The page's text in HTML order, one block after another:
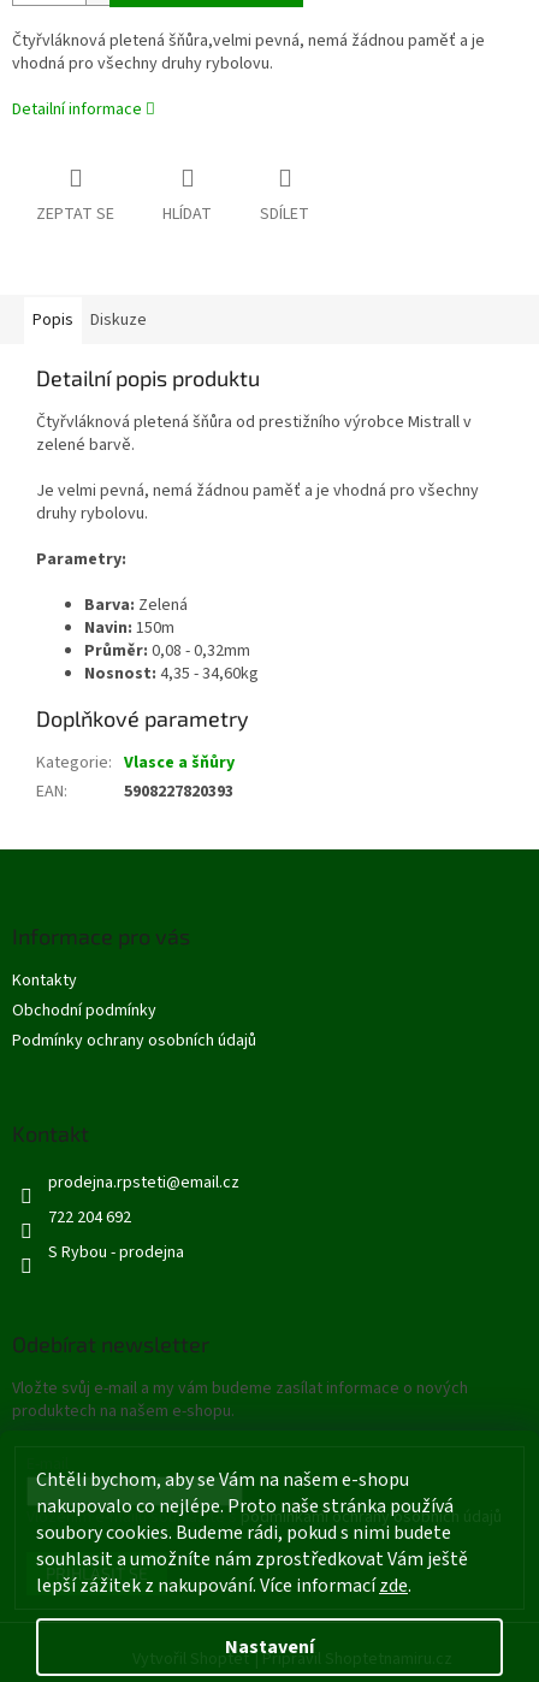
Chtěli bychom, aby se Vám na našem e-shopu
nakupovalo co nejlépe. Proto naše stránka používá
soubory cookies. Budeme rádi, pokud s nimi budete
souhlasit a umožníte nám zprostředkovat Vám ještě
lepší zážitek z nakupování. Více informacízde.
Nastavení
Čtyřvláknová pletená šňůra,velmi pevná, nemá žádnou paměť a je
vhodná pro všechny druhy rybolovu.
Detailní informace
ZEPTAT SE HLÍDAT SDÍLET
Popis Diskuze
Detailní popis produktu
Čtyřvláknová pletená šňůra od prestižního výrobce Mistrall v
zelené barvě.
Je velmi pevná, nemá žádnou paměť a je vhodná pro všechny
druhy rybolovu.
Parametry:
Barva: Zelená
Navin: 150m
Průměr: 0,08 - 0,32mm
Nosnost: 4,35 - 34,60kg
Doplňkové parametry
Kategorie: Vlasce a šňůry
EAN: 5908227820393
Informace pro vás
Kontakty
Obchodní podmínky
Podmínky ochrany osobních údajů
Kontakt
prodejna.rpsteti@email.cz
722 204 692
S Rybou - prodejna
Odebírat newsletter
Vložte svůj e-mail a my vám budeme zasílat informace o nových
produktech na našem e-shopu.
Vložením e-mailu souhlasíte s podmínkami ochrany osobních údajů
PŘIHLÁSIT SE
Vytvořil Shoptet |Připravil Shoptetnamiru.cz